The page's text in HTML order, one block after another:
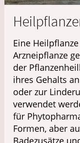
Eine
Arzneipflanze
der
ihres Gehalts
oder zur
verwendet
für
Formen, aber
Badezusätze